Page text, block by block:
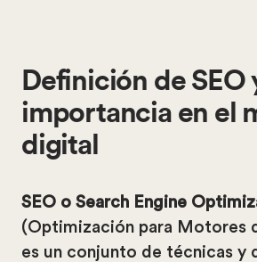
Definición de SEO
importancia en el
digital
SEO o Search Engine
(Optimización para Motores
es un conjunto de técnicas y